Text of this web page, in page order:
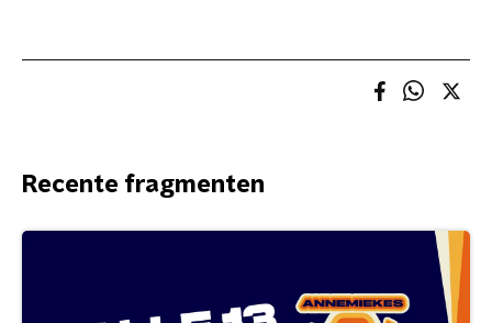
Recente fragmenten